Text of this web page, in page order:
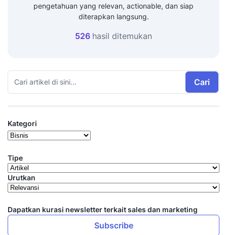
pengetahuan yang relevan, actionable, dan siap
diterapkan langsung.
526 hasil ditemukan
Cari
Kategori
Tipe
Urutkan
Dapatkan kurasi newsletter terkait sales dan marketing
Subscribe